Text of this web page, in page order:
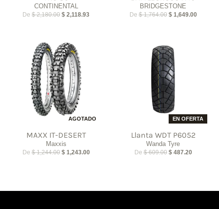
CONTINENTAL
De $ 2,180.00 $ 2,118.93
BRIDGESTONE
De $ 1,764.00 $ 1,649.00
AGOTADO
MAXX IT-DESERT
Maxxis
De $ 1,244.00 $ 1,243.00
EN OFERTA
Llanta WDT P6052
Wanda Tyre
De $ 609.00 $ 487.20